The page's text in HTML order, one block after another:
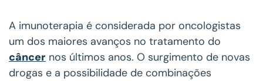
A imunoterapia é considerada por oncologistas
um dos maiores avanços no tratamento do
câncer nos últimos anos. O surgimento de novas
drogas e a possibilidade de combinações